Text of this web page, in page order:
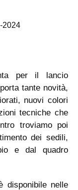
2024
per il lancio
tante novità,
nuovi colori
tecniche che
troviamo poi
dei sedili,
e dal quadro
disponibile nelle